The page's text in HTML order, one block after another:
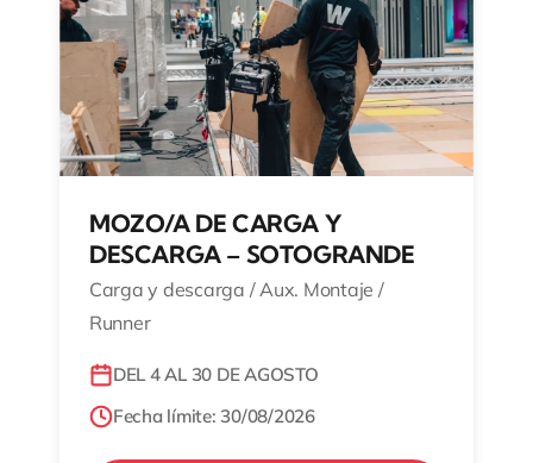
MOZO/A DE CARGA Y
DESCARGA – SOTOGRANDE
Carga y descarga / Aux. Montaje /
Runner
DEL 4 AL 30 DE AGOSTO
Fecha límite: 30/08/2026